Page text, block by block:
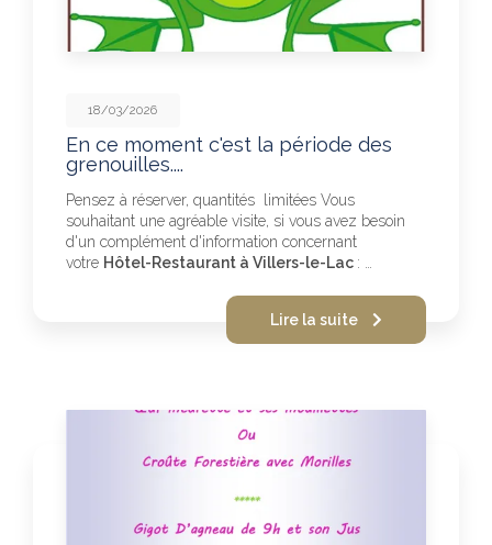
18/03/2026
En ce moment c'est la période des
grenouilles....
Pensez à réserver, quantités limitées Vous
souhaitant une agréable visite, si vous avez besoin
d'un complément d'information concernant
votre Hôtel-Restaurant à Villers-le-Lac : …
Lire la suite